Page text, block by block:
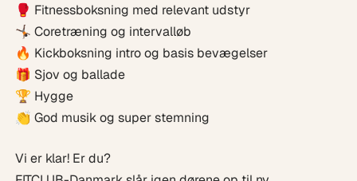
🥊 Fitnessboksning med relevant udstyr
🤸🏿 Coretræning og intervalløb
🔥 Kickboksning intro og basis bevægelser
🎁 Sjov og ballade
🏆 Hygge
👏 God musik og super stemning
Vi er klar! Er du?